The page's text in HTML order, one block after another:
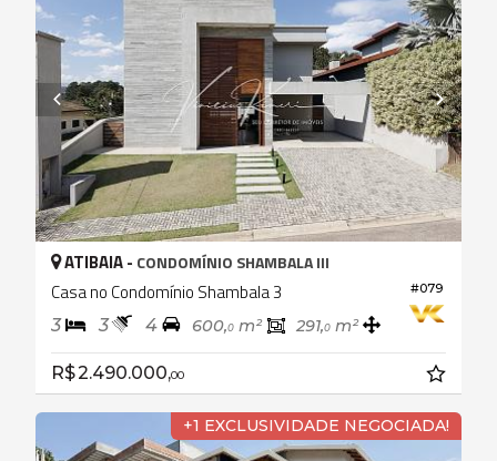
#079
ATIBAIA - CONDOMÍNIO SHAMBALA III
Casa no Condomínio Shambala 3
3 3 4 600,0 m² 291,0 m²
R$ 2.490.000,00
+1 EXCLUSIVIDADE NEGOCIADA!